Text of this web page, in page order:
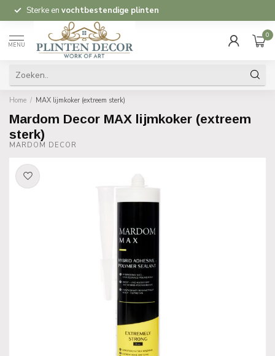
Sterke en vochtbestendige plinten
MENU
0
Home / MAX lijmkoker (extreem sterk)
Mardom Decor MAX lijmkoker (extreem
sterk)
MARDOM DECOR